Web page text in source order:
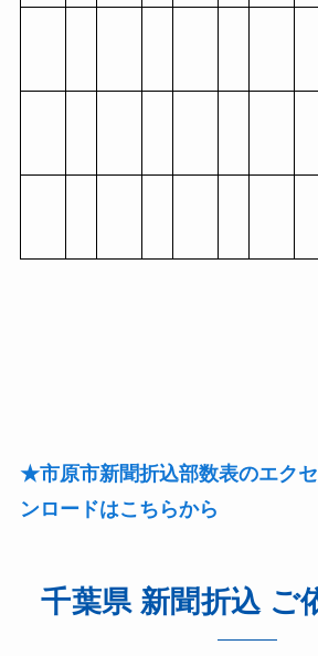
★市原市新聞折込部数表のエク
ンロードはこちらから
千葉県 新聞折込 ご